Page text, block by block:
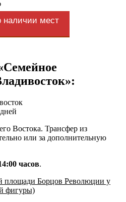
наличии мест
Востока. Трансфер из
или за дополнительную
часов.
площади Борцов Революции у
фигуры)